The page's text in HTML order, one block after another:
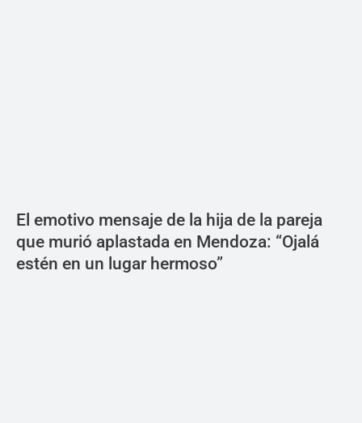
El emotivo mensaje de la hija de la pareja
que murió aplastada en Mendoza: “Ojalá
estén en un lugar hermoso”